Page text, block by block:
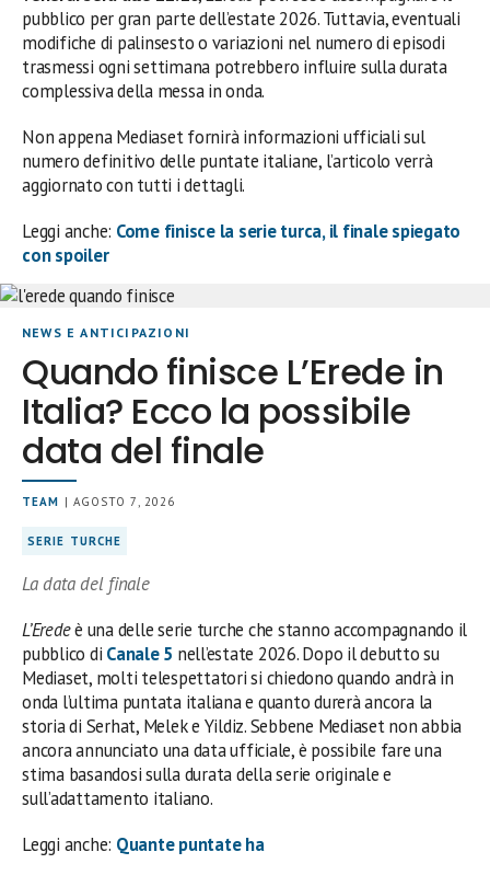
pubblico per gran parte dell’estate 2026. Tuttavia, eventuali
modifiche di palinsesto o variazioni nel numero di episodi
trasmessi ogni settimana potrebbero influire sulla durata
complessiva della messa in onda.
Non appena Mediaset fornirà informazioni ufficiali sul
numero definitivo delle puntate italiane, l’articolo verrà
aggiornato con tutti i dettagli.
Leggi anche: Come finisce la serie turca, il finale spiegato
con spoiler
NEWS E ANTICIPAZIONI
Quando finisce L’Erede in
Italia? Ecco la possibile
data del finale
TEAM | AGOSTO 7, 2026
SERIE TURCHE
La data del finale
L’Eredeè una delle serie turche che stanno accompagnando il
pubblico di Canale 5 nell’estate 2026. Dopo il debutto su
Mediaset, molti telespettatori si chiedono quando andrà in
onda l’ultima puntata italiana e quanto durerà ancora la
storia di Serhat, Melek e Yildiz. Sebbene Mediaset non abbia
ancora annunciato una data ufficiale, è possibile fare una
stima basandosi sulla durata della serie originale e
sull’adattamento italiano.
Leggi anche: Quante puntate ha